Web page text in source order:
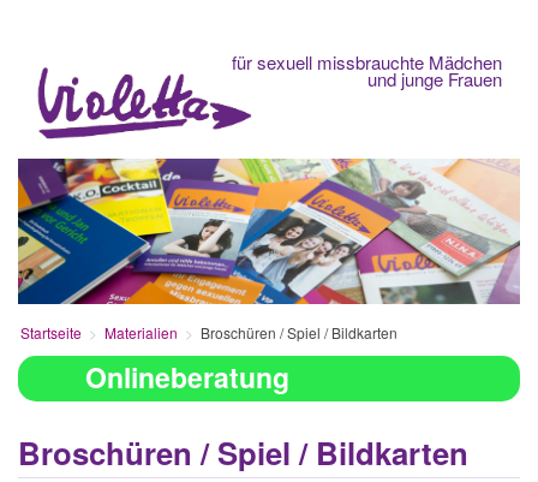
für sexuell missbrauchte Mädchen
und junge Frauen
Startseite Materialien Broschüren / Spiel / Bildkarten
Onlineberatung
Broschüren / Spiel / Bildkarten